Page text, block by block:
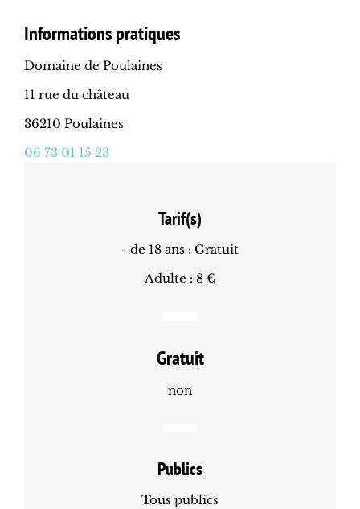
Informations pratiques
Domaine de Poulaines
11 rue du château
36210 Poulaines
06 73 01 15 23
Tarif(s)
- de 18 ans : Gratuit
Adulte : 8 €
Gratuit
non
Publics
Tous publics